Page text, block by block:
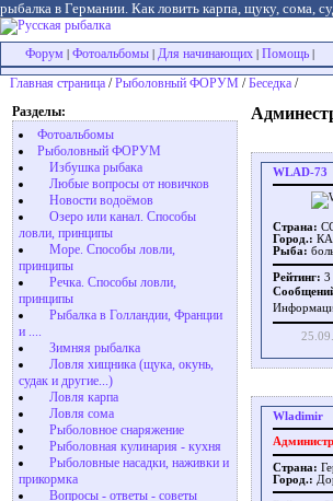
рыбалка в Германии. Как ловить карпа, щуку, сома,
Форум Фотоальбомы Для начинающих Помощь
Главная страница /Рыболовный ФОРУМ /Беседка /
Разделы:
Фотоальбомы
Рыболовный ФОРУМ
Избушка рыбака
Любые вопросы от новичков
Новости водоёмов
Озеро или канал. Способы
ловли, принципы
Море. Способы ловли,
принципы
Речка. Способы ловли,
принципы
Рыбалка в Голландии, Франции
и ....
Зимняя рыбалка
Ловля хищника (щука, окунь,
судак и другие...)
Ловля карпа
Ловля сома
Рыболовное снаряжение
Рыболовная кулинария - кухня
Рыболовные насадки, наживки и
прикормка
Вопросы - ответы - советы
WLAD-73
Страна:
Город.:
Рыба:
Рейтинг: 3
Wladimir
Страна:
Город.: